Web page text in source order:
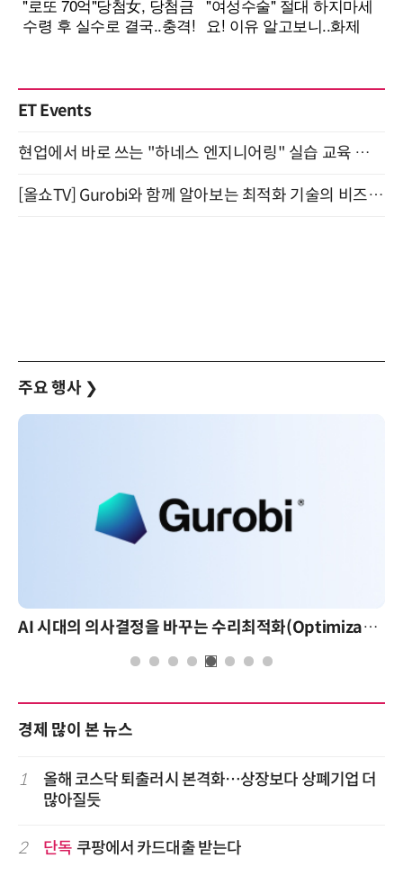
ET Events
현업에서 바로 쓰는 "하네스 엔지니어링" 실습 교육 워크숍 8월 20일 개최
[올쇼TV] Gurobi와 함께 알아보는 최적화 기술의 비즈니스 활용 (8월 20일 생방송)
주요 행사 ❯
AI 시대의 의사결정을 바꾸는 수리최적화(Optimization): 실제 산업 적용 사례와 활용 전략
경제 많이 본 뉴스
1
올해 코스닥 퇴출러시 본격화…상장보다 상폐기업 더
많아질듯
2 단독 쿠팡에서 카드대출 받는다